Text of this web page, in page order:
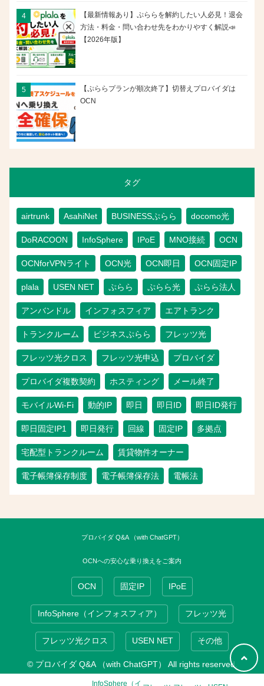
【最新情報あり】ぷららを解約したい人必見！退会
方法・料金・問い合わせ先をわかりやすく解説📣
【2026年版】
【ぷららプランが順次終了】切替えプロバイダは
OCN
タグ
airtrunk AsahiNet BUSINESSぷらら docomo光
DoRACOON InfoSphere IPoE MNO接続 OCN
OCNforVPNライト OCN光 OCN即日 OCN固定IP
plala USEN NET ぷらら ぷらら光 ぷらら法人
アンバンドル インフォスフィア エアトランク
トランクルーム ビジネスぷらら フレッツ光
フレッツ光クロス フレッツ光申込 プロバイダ
プロバイダ複数契約 ホスティング メール終了
モバイルWi-Fi 動的IP 即日 即日ID 即日ID発行
即日固定IP1 即日発行 回線 固定IP 多拠点
宅配型トランクルーム 賃貸物件オーナー
電子帳簿保存制度 電子帳簿保存法 電帳法
プロバイダ Q&A （with ChatGPT）
OCNへの安心な乗り換えをご案内
OCN 固定IP IPoE
InfoSphere（インフォスフィア） フレッツ光
フレッツ光クロス USEN NET その他
© プロバイダ Q&A （with ChatGPT） All rights reserved.
InfoSphere（イ